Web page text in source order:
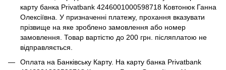
карту банка Privatbank 4246001000598718 Ковтонюк Ганна
Олексіївна. У призначенні платежу, прохання вказувати
прізвище на яке зроблено замовлення або номер
замовлення. Товар вартістю до 200 грн. післяплатою не
відправляється.
Оплата на Банківську Карту. На карту банка Privatbank